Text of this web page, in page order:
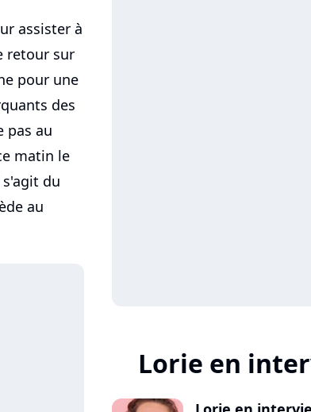
assister à
retour sur
pour une
des
pas au
matin le
s'agit du
au
Lorie en